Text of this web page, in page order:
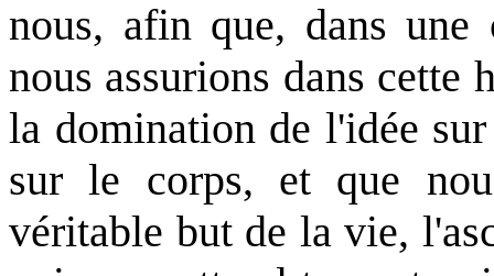
nous, afin que, dans
nous assurions dans cette
la domination de l'idée
sur le corps, et que
véritable but de la vie,